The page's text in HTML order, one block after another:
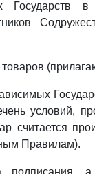
Государств в
условий,
считается
Правилам).
а